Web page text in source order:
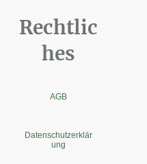
Rechtlic
hes
AGB
Datenschutzerklär
ung